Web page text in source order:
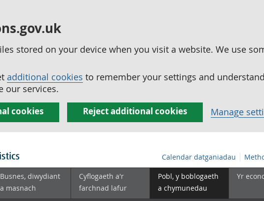
stored on your device when you visit a website. We use
additional cookies to remember your settings and
our services.
cookies Reject additional cookies Manage
Calendar datganiadau
Busnes, diwydiant
a masnach
Cyflogaeth a'r
farchnad lafur
Pobl, y boblogaeth
a chymunedau
Yr